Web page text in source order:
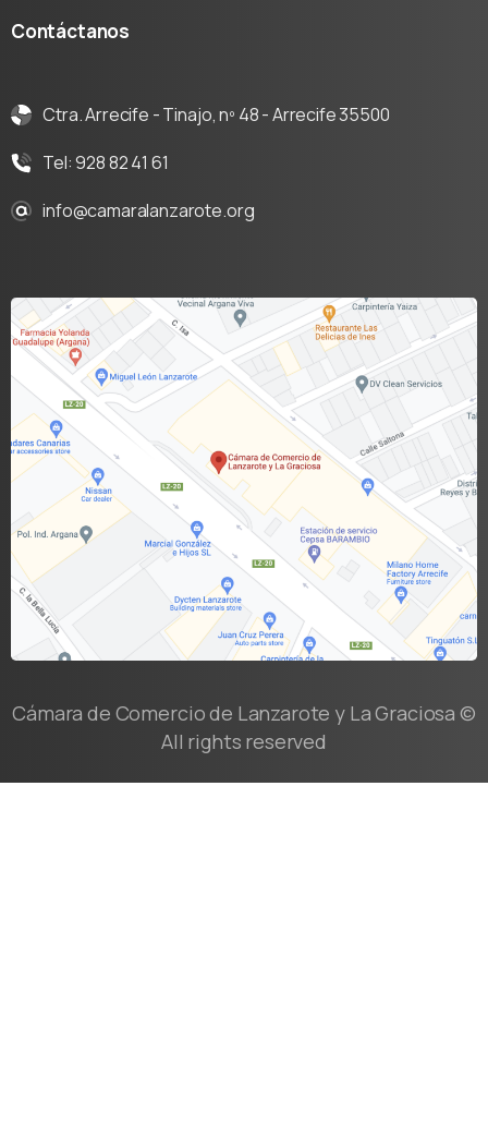
Contáctanos
Ctra. Arrecife - Tinajo, nº 48 - Arrecife 35500
Tel: 928 82 41 61
info@camaralanzarote.org
Cámara de Comercio de Lanzarote y La Graciosa ©
All rights reserved